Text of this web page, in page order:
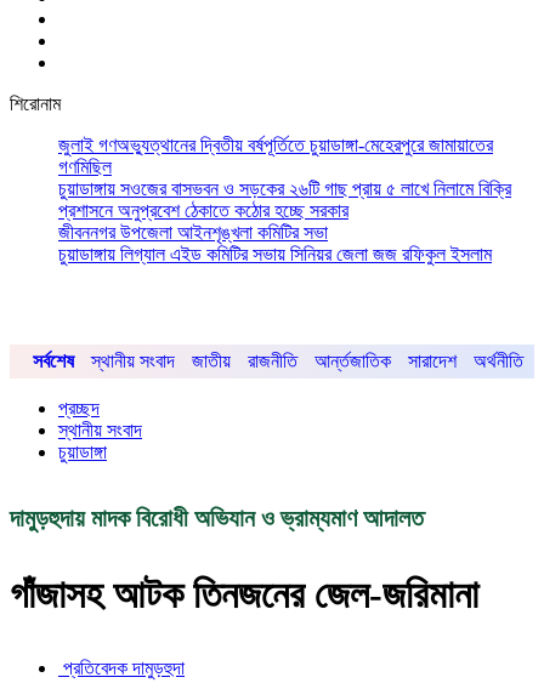
শিরোনাম
জুলাই গণঅভ্যুত্থানের দ্বিতীয় বর্ষপূর্তিতে চুয়াডাঙ্গা-মেহেরপুরে জামায়াতের
গণমিছিল
চুয়াডাঙ্গায় সওজের বাসভবন ও সড়কের ২৬টি গাছ প্রায় ৫ লাখে নিলামে বিক্রি
প্রশাসনে অনুপ্রবেশ ঠেকাতে কঠোর হচ্ছে সরকার
জীবননগর উপজেলা আইনশৃঙ্খলা কমিটির সভা
চুয়াডাঙ্গায় লিগ্যাল এইড কমিটির সভায় সিনিয়র জেলা জজ রফিকুল ইসলাম
সর্বশেষ স্থানীয় সংবাদ জাতীয় রাজনীতি আর্ন্তজাতিক সারাদেশ অর্থনীতি
প্রচ্ছদ
স্থানীয় সংবাদ
চুয়াডাঙ্গা
দামুড়হুদায় মাদক বিরোধী অভিযান ও ভ্রাম্যমাণ আদালত
গাঁজাসহ আটক তিনজনের জেল-জরিমানা
প্রতিবেদক দামুড়হুদা